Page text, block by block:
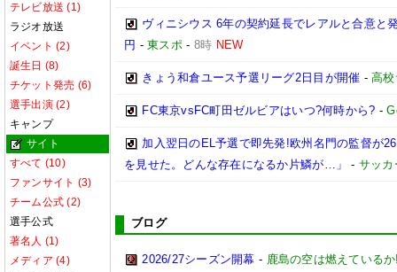
テレビ放送 (1)
ラジオ放送
イベント (2)
誕生日 (8)
チケット発売 (6)
選手出演 (2)
キャンプ
サイト
すべて (10)
ファンサイト (3)
チーム公式 (2)
選手公式
著名人 (1)
メディア (4)
ヴィニシウス 6年の契約延長でレアルと合意
円 -東スポ- 8時 NEW
きょう和倉ユース予選リーグ2日目が開催 -高
FC東京vsFC町田ゼルビアはいつ?何時から? -
加入翌日のEL予選で即先発!欧州名門の監督が
を見せた。どんな存在になるか片鱗が…」
- サッカ
ブログ
2026/27シーズン開幕 - 鹿島の空は燃えている